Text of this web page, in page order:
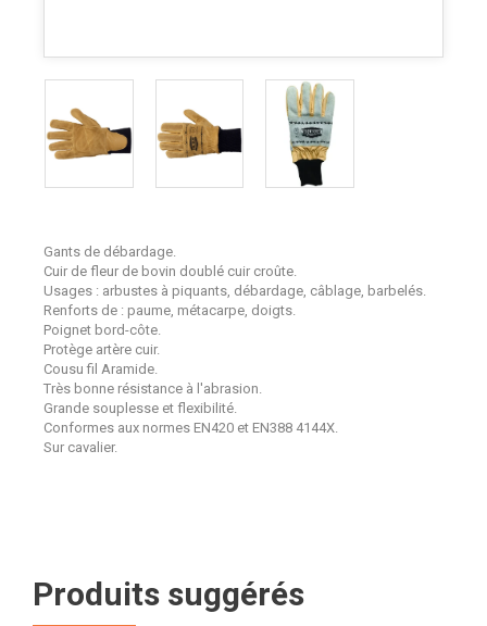
Gants de débardage.
Cuir de fleur de bovin doublé cuir croûte.
Usages : arbustes à piquants, débardage, câblage, barbelés.
Renforts de : paume, métacarpe, doigts.
Poignet bord-côte.
Protège artère cuir.
Cousu fil Aramide.
Très bonne résistance à l'abrasion.
Grande souplesse et flexibilité.
Conformes aux normes EN420 et EN388 4144X.
Sur cavalier.
Produits suggérés